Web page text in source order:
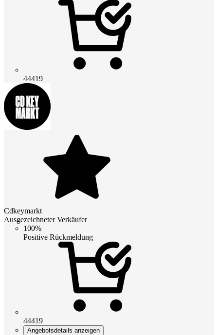
44419
Cdkeymarkt
Ausgezeichneter Verkäufer
100%
Positive Rückmeldung
44419
Angebotsdetails anzeigen